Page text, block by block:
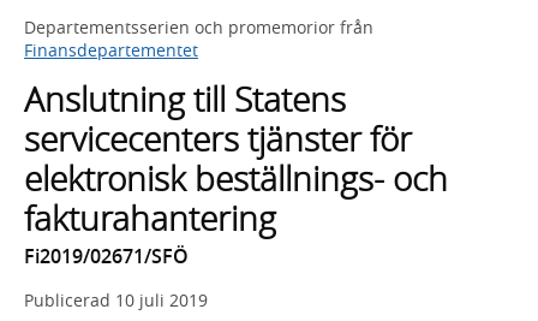
framträder
en
med
sökförslag
Departementsserien och promemorior från
Finansdepartementet
Anslutning till Statens
servicecenters tjänster för
elektronisk beställnings- och
fakturahantering
Fi2019/02671/SFÖ
Publicerad 10 juli 2019